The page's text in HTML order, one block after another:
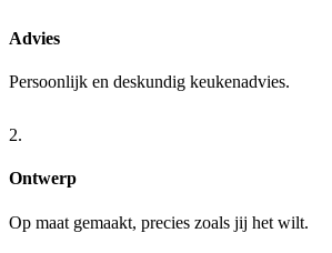
Advies
Persoonlijk en deskundig keukenadvies.
2.
Ontwerp
Op maat gemaakt, precies zoals jij het wilt.